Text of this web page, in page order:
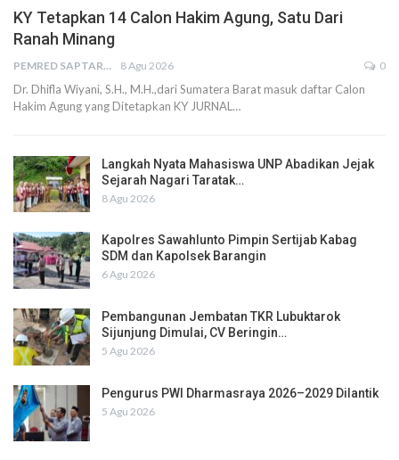
KY Tetapkan 14 Calon Hakim Agung, Satu Dari
Ranah Minang
PEMRED SAPTARIUS 8 Agu 2026 0
Dr. Dhifla Wiyani, S.H., M.H.,dari Sumatera Barat masuk daftar Calon
Hakim Agung yang Ditetapkan KY JURNAL…
Langkah Nyata Mahasiswa UNP Abadikan Jejak
Sejarah Nagari Taratak…
8 Agu 2026
Kapolres Sawahlunto Pimpin Sertijab Kabag
SDM dan Kapolsek Barangin
6 Agu 2026
Pembangunan Jembatan TKR Lubuktarok
Sijunjung Dimulai, CV Beringin…
5 Agu 2026
Pengurus PWI Dharmasraya 2026–2029 Dilantik
5 Agu 2026